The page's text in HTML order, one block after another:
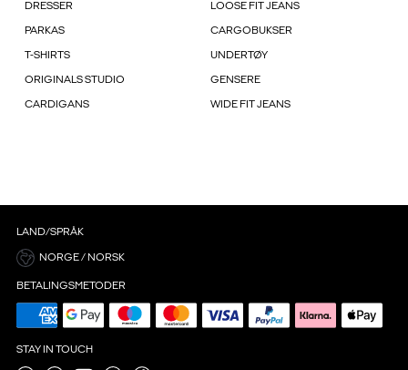
DRESSER LOOSE FIT JEANS
PARKAS CARGOBUKSER
T-SHIRTS UNDERTØY
ORIGINALS STUDIO GENSERE
CARDIGANS WIDE FIT JEANS
LAND/SPRÅK
NORGE / NORSK
BETALINGSMETODER
STAY IN TOUCH